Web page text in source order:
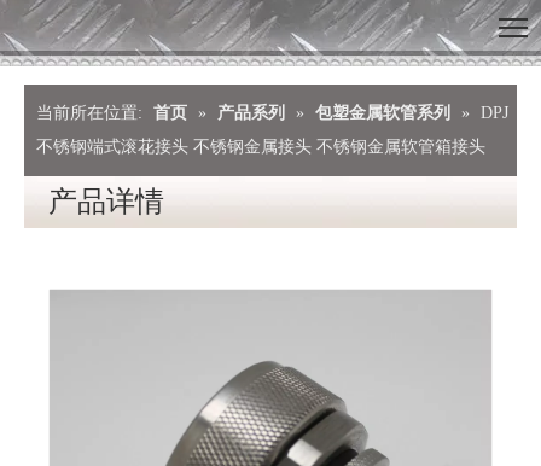
当前所在位置: 首页 » 产品系列 » 包塑金属软管系列 »
DPJ
不锈钢端式滚花接头 不锈钢金属接头 不锈钢金属软管箱接头
产品详情